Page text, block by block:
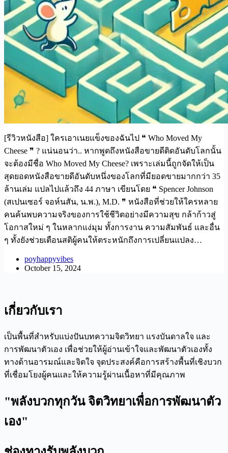
[รีวิวหนังสือ] ใครเอาเนยแข็งของฉันไป ❝ Who Moved My
Cheese ❞ ? แน่นอนว่า.. หากพูดถึงหนังสือขายดีติดอันดับโลกนั้น
จะต้องมีชื่อ Who Moved My Cheese? เพราะเล่มนี้ถูกจัดให้เป็น
สุดยอดหนังสือขายดีอันดับหนึ่งของโลกที่มียอดขายมากกว่า 35
ล้านเล่ม แปลไปแล้วถึง 44 ภาษา เขียนโดย ❝ Spencer Johnson
(สเปนเซอร์ จอห์นสัน, น.พ.), M.D. ❞ หนังสือที่ช่วยให้ใครหลาย
คนค้นพบความจริงของการใช้ชีวิตอย่างมีความสุข กล้าก้าวสู่
โอกาสใหม่ ๆ ในหลากแง่มุม ทั้งการงาน ความสัมพันธ์ และอื่น
ๆ ทั้งยังช่วยเตือนสติผู้คนให้ตระหนักถึงการเปลี่ยนแปลง…
poyhappyvibes
October 15, 2024
เกี่ยวกับเรา
เป็นพื้นที่สำหรับแบ่งปันบทความจิตวิทยา แรงบันดาลใจ และ
การพัฒนาตัวเอง เพื่อช่วยให้ผู้อ่านเข้าใจและพัฒนาตัวเองทั้ง
ทางด้านอารมณ์และจิตใจ จุดประสงค์คือการสร้างพื้นที่เชิงบวก
ที่เชื่อมโยงผู้คนและให้ความรู้ผ่านเนื้อหาที่มีคุณภาพ
"พลังบวกทุกวัน จิตวิทยาเพื่อการพัฒนาตัว
เอง"